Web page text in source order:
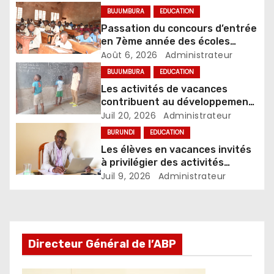
BUJUMBURA EDUCATION
Passation du concours d’entrée
en 7ème année des écoles
d’excellence, édition 2026
Août 6, 2026 Administrateur
BUJUMBURA EDUCATION
Les activités de vacances
contribuent au développement
des compétences chez les
enfants
Juil 20, 2026 Administrateur
BURUNDI EDUCATION
Les élèves en vacances invités
à privilégier des activités
constructives
Juil 9, 2026 Administrateur
Directeur Général de l’ABP